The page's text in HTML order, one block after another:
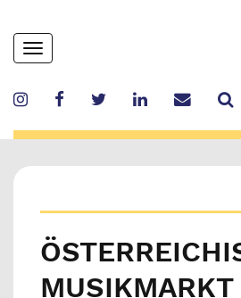
Skip
to
content
Toggle
navigation